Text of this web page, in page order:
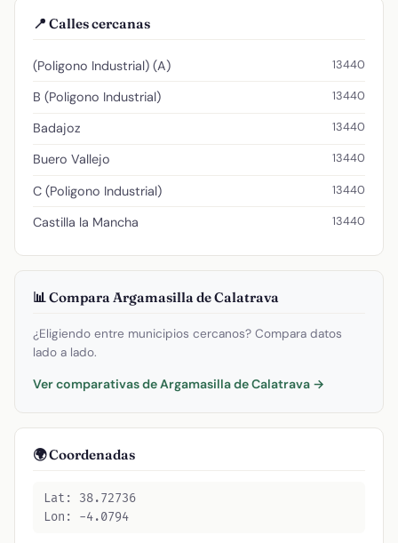
📍 Calles cercanas
(Poligono Industrial) (A) 13440
B (Poligono Industrial) 13440
Badajoz 13440
Buero Vallejo 13440
C (Poligono Industrial) 13440
Castilla la Mancha 13440
📊 Compara Argamasilla de Calatrava
¿Eligiendo entre municipios cercanos? Compara datos
lado a lado.
Ver comparativas de Argamasilla de Calatrava →
🌍 Coordenadas
Lat: 38.72736
Lon: -4.0794